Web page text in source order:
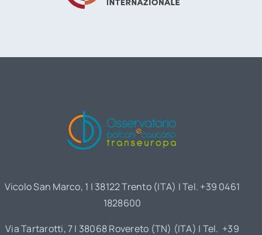
Vicolo San Marco, 1 | 38122 Trento (ITA) | Tel. +39 0461
1828600
Via Tartarotti, 7 | 38068 Rovereto (TN) (ITA) | Tel. +39